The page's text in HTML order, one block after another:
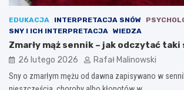
EDUKACJA INTERPRETACJA SNÓW
SNY I ICH INTERPRETACJA WIEDZA
Zmarły mąż sennik – jak odczytać taki
26 lutego 2026 Rafał Malinowski
Sny o zmarłym mężu od dawna zapisywano w